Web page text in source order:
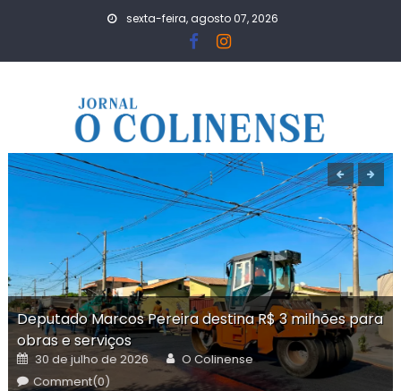
sexta-feira, agosto 07, 2026
Deputado Marcos Pereira destina R$ 3 milhões para
obras e serviços
Posted
on
30 de julho de 2026 Author
O Colinense
Comment(0)